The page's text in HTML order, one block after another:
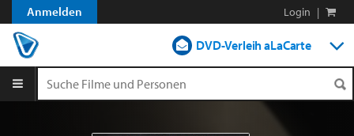
Anmelden Login |
DVD-Verleih aLaCarte